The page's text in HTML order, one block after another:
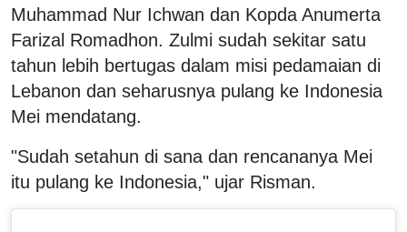
Muhammad Nur Ichwan dan Kopda Anumerta
Farizal Romadhon. Zulmi sudah sekitar satu
tahun lebih bertugas dalam misi pedamaian di
Lebanon dan seharusnya pulang ke Indonesia
Mei mendatang.
"Sudah setahun di sana dan rencananya Mei
itu pulang ke Indonesia," ujar Risman.